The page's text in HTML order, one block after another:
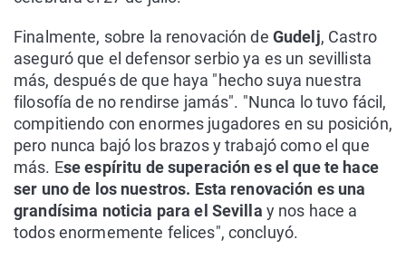
Finalmente, sobre la renovación de Gudelj, Castro
aseguró que el defensor serbio ya es un sevillista
más, después de que haya "hecho suya nuestra
filosofía de no rendirse jamás". "Nunca lo tuvo fácil,
compitiendo con enormes jugadores en su posición,
pero nunca bajó los brazos y trabajó como el que
más. Ese espíritu de superación es el que te hace
ser uno de los nuestros. Esta renovación es una
grandísima noticia para el Sevilla y nos hace a
todos enormemente felices", concluyó.